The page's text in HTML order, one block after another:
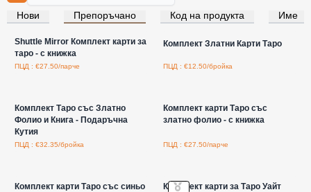
Нови Препоръчано Код на продукта Име
Влезте за цени на едро
Shuttle Mirror Комплект карти за
таро - с книжка
ПЦД : €27.50/парче
Влезте за цени на едро
Комплект Златни Карти Таро
ПЦД : €12.50/бройка
Комплект Таро със Златно
Фолио и Книга - Подаръчна
Кутия
ПЦД : €32.35/бройка
Комплект карти Таро със
златно фолио - с книжка
ПЦД : €27.50/парче
Комплект карти Таро със синьо
Комплект карти за Таро Уайт